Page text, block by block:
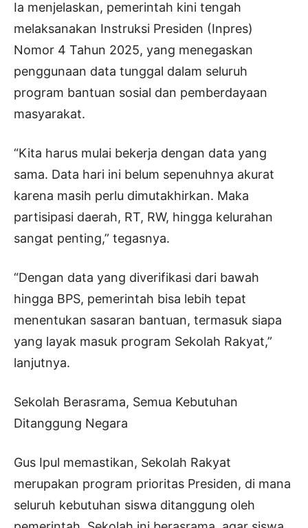
Ia menjelaskan, pemerintah kini tengah
melaksanakan Instruksi Presiden (Inpres)
Nomor 4 Tahun 2025, yang menegaskan
penggunaan data tunggal dalam seluruh
program bantuan sosial dan pemberdayaan
masyarakat.
“Kita harus mulai bekerja dengan data yang
sama. Data hari ini belum sepenuhnya akurat
karena masih perlu dimutakhirkan. Maka
partisipasi daerah, RT, RW, hingga kelurahan
sangat penting,” tegasnya.
“Dengan data yang diverifikasi dari bawah
hingga BPS, pemerintah bisa lebih tepat
menentukan sasaran bantuan, termasuk siapa
yang layak masuk program Sekolah Rakyat,”
lanjutnya.
Sekolah Berasrama, Semua Kebutuhan
Ditanggung Negara
Gus Ipul memastikan, Sekolah Rakyat
merupakan program prioritas Presiden, di mana
seluruh kebutuhan siswa ditanggung oleh